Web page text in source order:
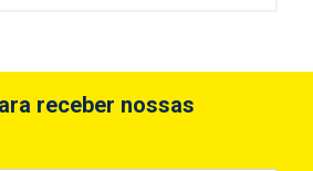
receber nossas